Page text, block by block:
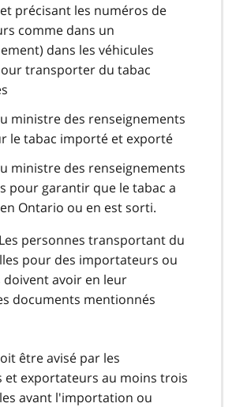
précisant les numéros de
comme dans un
dans les véhicules
transporter du tabac
ministre des renseignements
le tabac importé et exporté
ministre des renseignements
pour garantir que le tabac a
Ontario ou en est sorti.
Les personnes transportant du
pour des importateurs ou
avoir en leur
documents mentionnés
être avisé par les
exportateurs au moins trois
avant l'importation ou